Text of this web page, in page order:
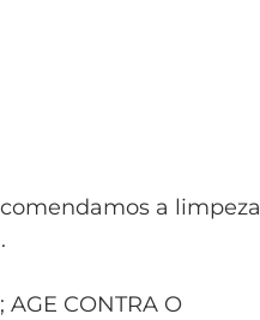
a limpeza
AGE CONTRA O